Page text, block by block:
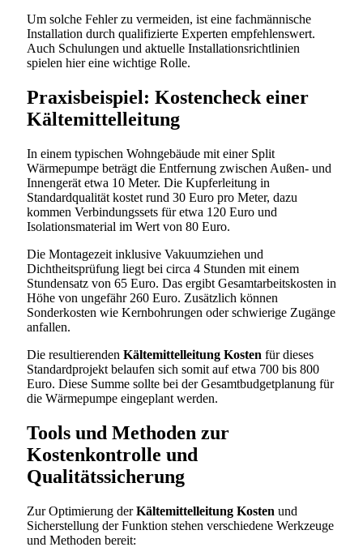
Um solche Fehler zu vermeiden, ist eine fachmännische
Installation durch qualifizierte Experten empfehlenswert.
Auch Schulungen und aktuelle Installationsrichtlinien
spielen hier eine wichtige Rolle.
Praxisbeispiel: Kostencheck einer
Kältemittelleitung
In einem typischen Wohngebäude mit einer Split
Wärmepumpe beträgt die Entfernung zwischen Außen- und
Innengerät etwa 10 Meter. Die Kupferleitung in
Standardqualität kostet rund 30 Euro pro Meter, dazu
kommen Verbindungssets für etwa 120 Euro und
Isolationsmaterial im Wert von 80 Euro.
Die Montagezeit inklusive Vakuumziehen und
Dichtheitsprüfung liegt bei circa 4 Stunden mit einem
Stundensatz von 65 Euro. Das ergibt Gesamtarbeitskosten in
Höhe von ungefähr 260 Euro. Zusätzlich können
Sonderkosten wie Kernbohrungen oder schwierige Zugänge
anfallen.
Die resultierenden Kältemittelleitung Kosten für dieses
Standardprojekt belaufen sich somit auf etwa 700 bis 800
Euro. Diese Summe sollte bei der Gesamtbudgetplanung für
die Wärmepumpe eingeplant werden.
Tools und Methoden zur
Kostenkontrolle und
Qualitätssicherung
Zur Optimierung derKältemittelleitung Kosten und
Sicherstellung der Funktion stehen verschiedene Werkzeuge
und Methoden bereit: